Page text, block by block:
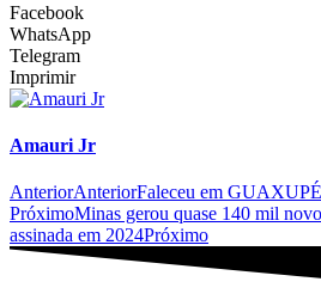
Facebook
WhatsApp
Telegram
Imprimir
Amauri Jr
AnteriorAnteriorFaleceu em
PróximoMinas gerou quase 140 mil
assinada em 2024Próximo